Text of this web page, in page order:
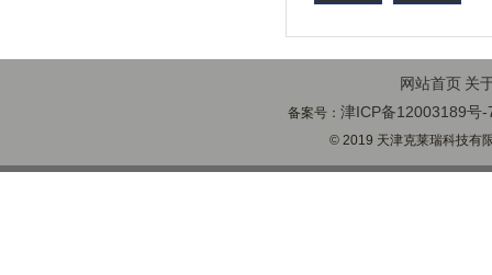
网站首页 关
备案号：津ICP备12003189号-
© 2019 天津克莱瑞科技有